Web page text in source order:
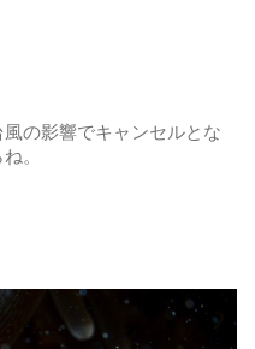
の影響でキャンセルとな
。